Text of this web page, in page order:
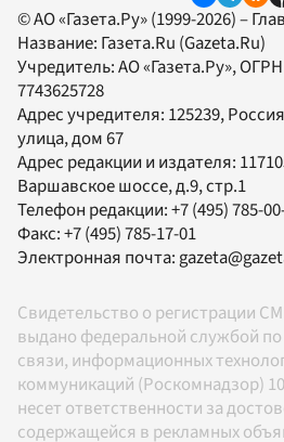
© АО «Газета.Ру» (1999-2026) –
Название: Газета.Ru (Gazeta.Ru)
Учредитель:АО «Газета.Ру»,
7743625728
Адрес учредителя: 125239,
улица, дом 67
Адрес редакции и издателя:
Варшавское шоссе, д.9, стр.1
Телефон редакции:+7 (495) 785-
Факс:+7 (495) 785-17-01
Электронная почта:
Свидетельство о регистрации
выдано федеральной службой
связи, информационных
коммуникаций (Роскомнадзор)
несет ответственности за
содержащейся в рекламных